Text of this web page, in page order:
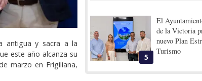
antigua y sacra a la
este año alcanza su
marzo en Frigiliana,
5
El
de la Victoria
nuevo Plan
Turismo